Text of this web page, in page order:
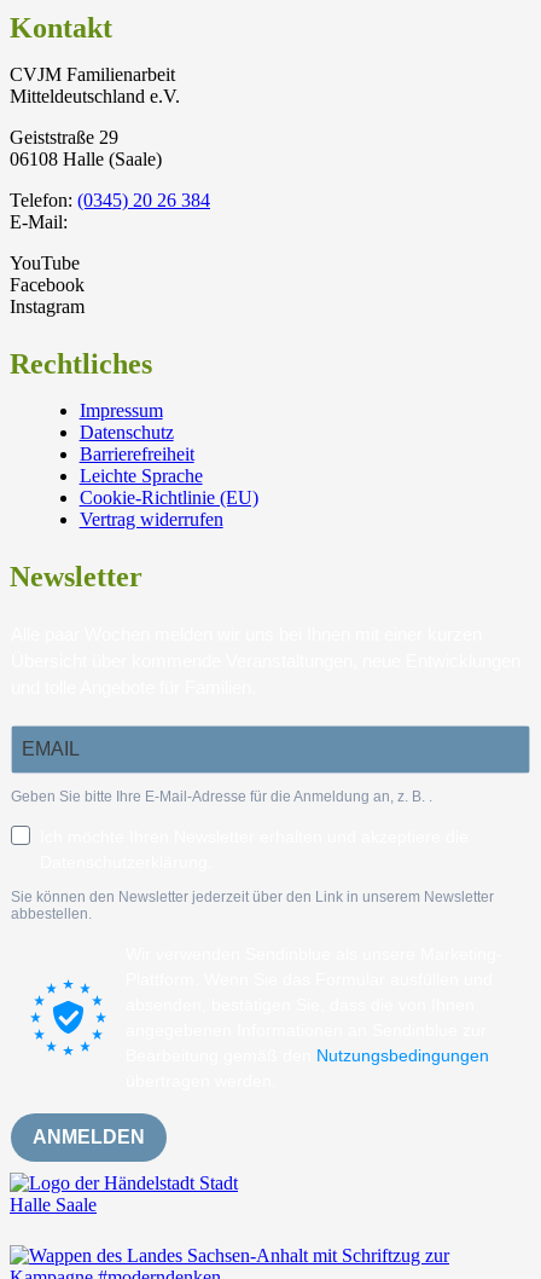
Kontakt
CVJM Familienarbeit
Mitteldeutschland e.V.
Geiststraße 29
06108 Halle (Saale)
Telefon: (0345) 20 26 384
E-Mail:
YouTube
Facebook
Instagram
Rechtliches
Impressum
Datenschutz
Barrierefreiheit
Leichte Sprache
Cookie-Richtlinie (EU)
Vertrag widerrufen
Newsletter
Geben Sie bitte Ihre E-Mail-Adresse für die Anmeldung an, z. B. .
Sie können den Newsletter jederzeit über den Link in unserem Newsletter
abbestellen.
Nutzungsbedingungen
ANMELDEN